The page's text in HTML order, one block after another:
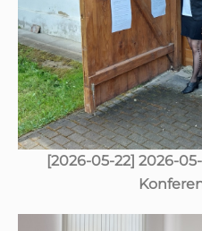
[2026-05-22] 2026-